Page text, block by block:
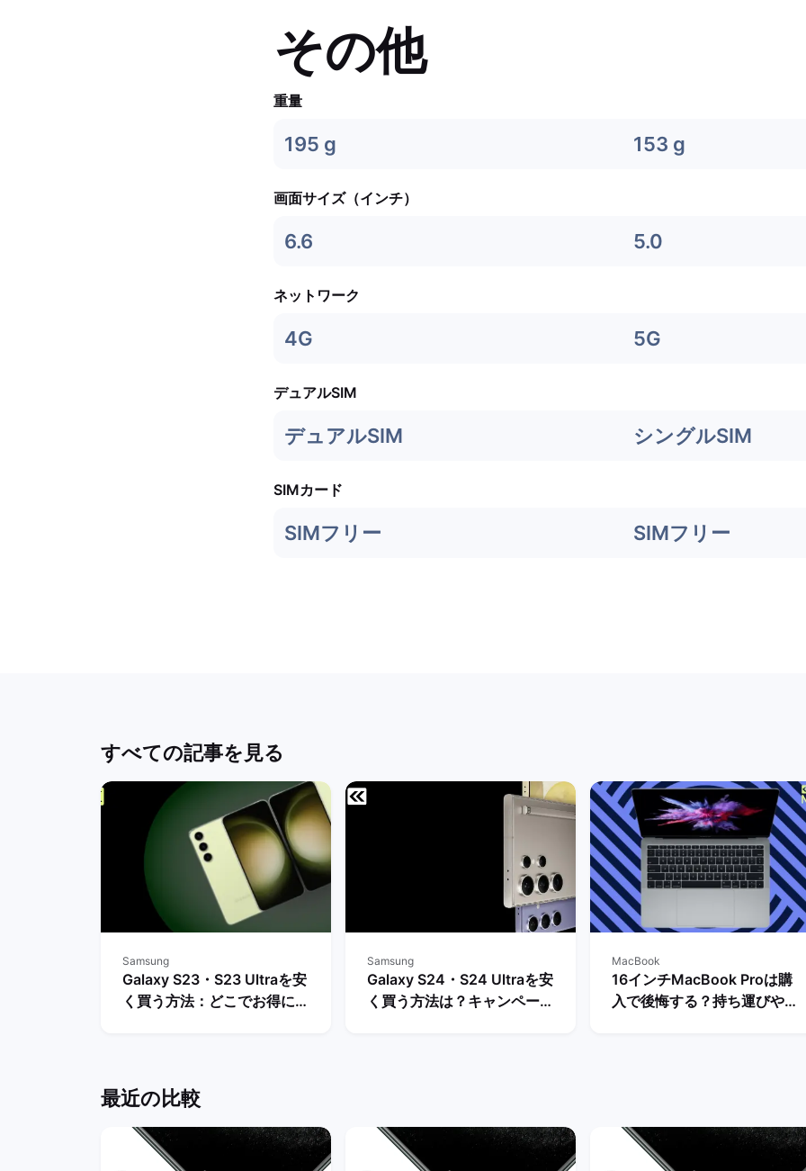
その他
重量
195 g 153 g
画面サイズ（インチ）
6.6 5.0
ネットワーク
4G 5G
デュアルSIM
デュアルSIM シングルSIM
SIMカード
SIMフリー SIMフリー
すべての記事を見る
Samsung
Galaxy S23・S23 Ultraを安
く買う方法：どこでお得に購
Samsung
Galaxy S24・S24 Ultraを安
く買う方法は？キャンペーン
MacBook
16インチMacBook Proは購
入で後悔する？持ち運びや大
最近の比較